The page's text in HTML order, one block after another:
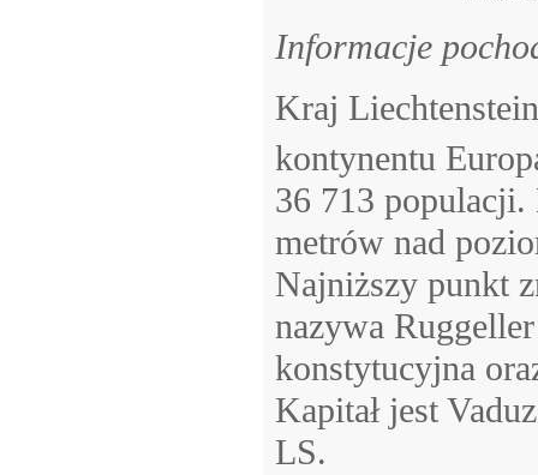
Informacje
Kraj
kontynentu
36 713
metrów nad
Najniższy punkt
nazywa
konstytucyjna
Kapitał jest
LS.